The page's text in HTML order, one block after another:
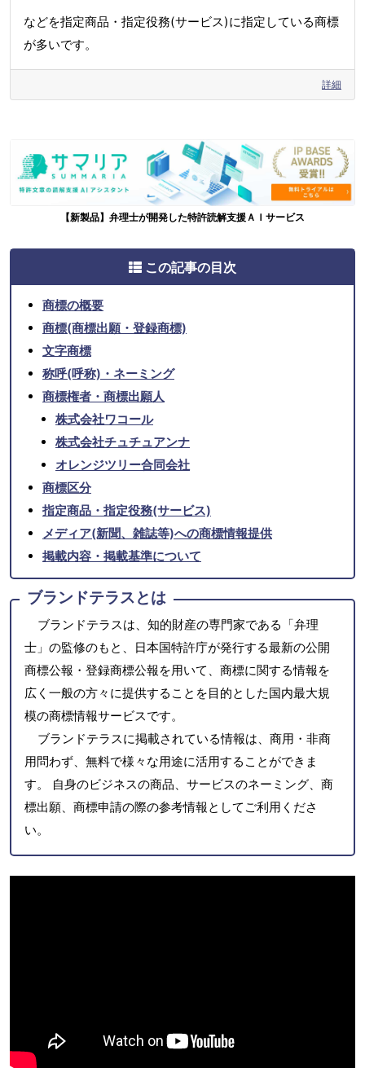
などを指定商品・指定役務(サービス)に指定している商標
が多いです。
詳細
【新製品】弁理士が開発した特許読解支援ＡＩサービス
この記事の目次
商標の概要
商標(商標出願・登録商標)
文字商標
称呼(呼称)・ネーミング
商標権者・商標出願人
株式会社ワコール
株式会社チュチュアンナ
オレンジツリー合同会社
商標区分
指定商品・指定役務(サービス)
メディア(新聞、雑誌等)への商標情報提供
掲載内容・掲載基準について
ブランドテラスとは
ブランドテラスは、知的財産の専門家である「弁理
士」の監修のもと、日本国特許庁が発行する最新の公開
商標公報・登録商標公報を用いて、商標に関する情報を
広く一般の方々に提供することを目的とした国内最大規
模の商標情報サービスです。
ブランドテラスに掲載されている情報は、商用・非商
用問わず、無料で様々な用途に活用することができま
す。 自身のビジネスの商品、サービスのネーミング、商
標出願、商標申請の際の参考情報としてご利用くださ
い。